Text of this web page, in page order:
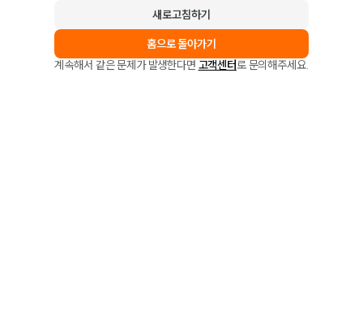
새로고침하기
홈으로 돌아가기
계속해서 같은 문제가 발생한다면 고객센터로 문의해주세요.